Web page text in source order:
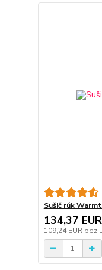
Sušič rúk
134,37 EUR
109,24 EUR bez